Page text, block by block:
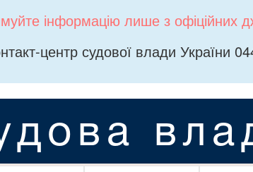
інформацію лише з офіційних
центр судової влади України